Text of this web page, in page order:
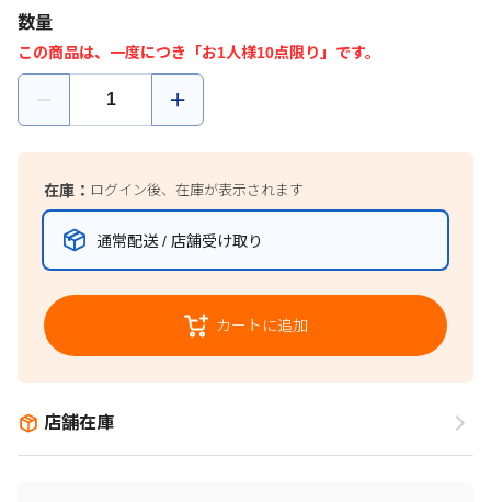
数量
この商品は、一度につき「お1人様10点限り」です。
在庫： ログイン後、在庫が表示されます
通常配送 / 店舗受け取り
カートに追加
店舗在庫